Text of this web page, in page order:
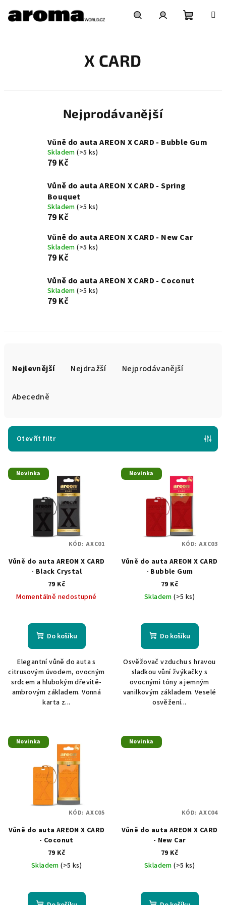
obsah
X CARD
Nejprodávanější
Vůně do auta AREON X CARD - Bubble Gum
Skladem(>5 ks)
79 Kč
Vůně do auta AREON X CARD - Spring
Bouquet
Skladem(>5 ks)
79 Kč
Vůně do auta AREON X CARD - New Car
Skladem(>5 ks)
79 Kč
Vůně do auta AREON X CARD - Coconut
Skladem(>5 ks)
79 Kč
r
o
d
Nejlevnější Nejdražší Nejprodávanější
Abecedně
Otevřít filtr
V
ý
o
Novinka
Vůně do auta AREON X CARD
- Black Crystal
79 Kč
Momentálně nedostupné
Do košíku
Elegantní vůně do auta s
citrusovým úvodem, ovocným
srdcem a hlubokým dřevitě-
ambrovým základem. Vonná
karta z...
KÓD: AXC01
Novinka
Vůně do auta AREON X CARD
- Bubble Gum
79 Kč
Skladem(>5 ks)
Do košíku
Osvěžovač vzduchu s hravou
sladkou vůní žvýkačky s
ovocnými tóny a jemným
vanilkovým základem. Veselé
osvěžení...
KÓD: AXC03
Novinka
Vůně do auta AREON X CARD
- Coconut
79 Kč
Skladem(>5 ks)
KÓD: AXC05
Novinka
Vůně do auta AREON X CARD
- New Car
79 Kč
Skladem(>5 ks)
KÓD: AXC04